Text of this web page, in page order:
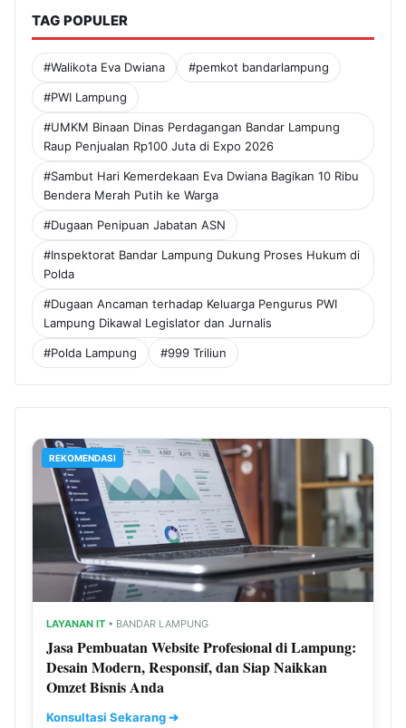
TAG POPULER
#Walikota Eva Dwiana #pemkot bandarlampung
#PWI Lampung
#UMKM Binaan Dinas Perdagangan Bandar Lampung
Raup Penjualan Rp100 Juta di Expo 2026
#Sambut Hari Kemerdekaan Eva Dwiana Bagikan 10 Ribu
Bendera Merah Putih ke Warga
#Dugaan Penipuan Jabatan ASN
#Inspektorat Bandar Lampung Dukung Proses Hukum di
Polda
#Dugaan Ancaman terhadap Keluarga Pengurus PWI
Lampung Dikawal Legislator dan Jurnalis
#Polda Lampung #999 Triliun
REKOMENDASI
LAYANAN IT • BANDAR LAMPUNG
Jasa Pembuatan Website Profesional di Lampung:
Desain Modern, Responsif, dan Siap Naikkan
Omzet Bisnis Anda
Konsultasi Sekarang ➔